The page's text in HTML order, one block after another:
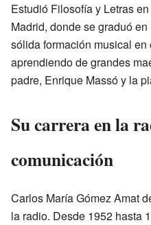
Estudió Filosofía y Letras
Madrid, donde se graduó
sólida formación musical
aprendiendo de grandes
padre, Enrique Massó y la
Su carrera en la
comunicación
Carlos María Gómez Amat
la radio. Desde 1952 hasta